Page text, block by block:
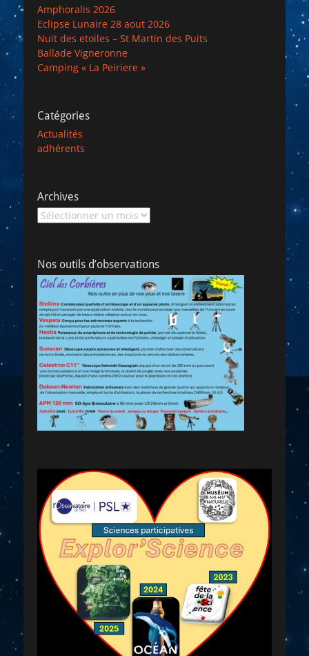
Amphoralis 2026
Eclipse Lunaire 28 aout 2026
Nuit des etoiles – St Martin des Puits
Ballade Vigneronne
Camping « La Peiriere »
Catégories
Actualités
adhérents
Archives
Archives
Nos outils d’observations